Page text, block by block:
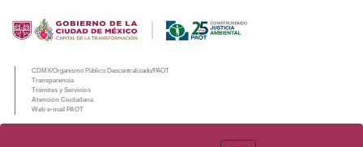
CDMX/Organismo Público Descentralizado/PAOT
Transparencia
Trámites y Servicios
Atención Ciudadana
Web e-mail PAOT